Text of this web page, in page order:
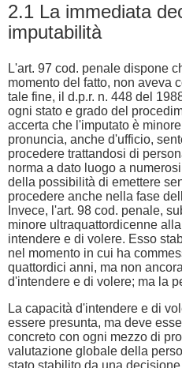
2.1 La immediata
imputabilità
L'art. 97 cod. penale dispone
momento del fatto, non aveva
tale fine, il d.p.r. n. 448 del
ogni stato e grado del
accerta che l'imputato è
pronuncia, anche d'ufficio,
procedere trattandosi di
norma a dato luogo a
della possibilità di emettere
procedere anche nella fase
Invece, l'art. 98 cod. penale,
minore ultraquattordicenne
intendere e di volere. Esso
nel momento in cui ha
quattordici anni, ma non
d'intendere e di volere; ma la
La capacità d'intendere e di
essere presunta, ma deve
concreto con ogni mezzo di
valutazione globale della